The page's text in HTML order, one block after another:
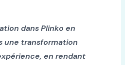
dans Plinko en
une transformation
en rendant